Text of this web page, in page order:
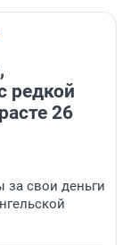
редкой
26
за свои деньги